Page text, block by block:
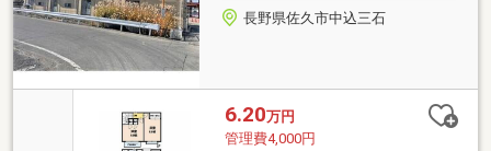
長野県佐久市中込三石
6.20万円
管理費4,000円